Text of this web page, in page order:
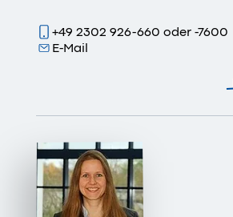
+49 2302 926-660 oder -7600
E-Mail